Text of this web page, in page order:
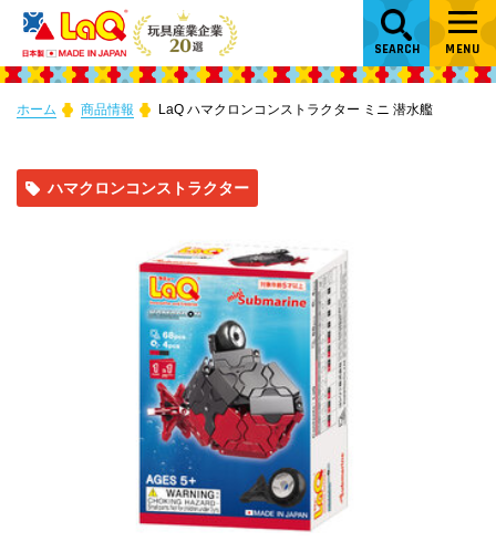
SEARCH MENU
ホーム 商品情報 LaQ ハマクロンコンストラクター ミニ 潜水艦
ハマクロンコンストラクター